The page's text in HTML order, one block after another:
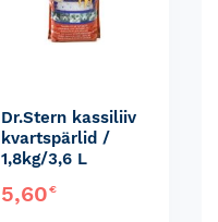
Dr.Stern kassiliiv
kvartspärlid /
1,8kg/3,6 L
5,60€